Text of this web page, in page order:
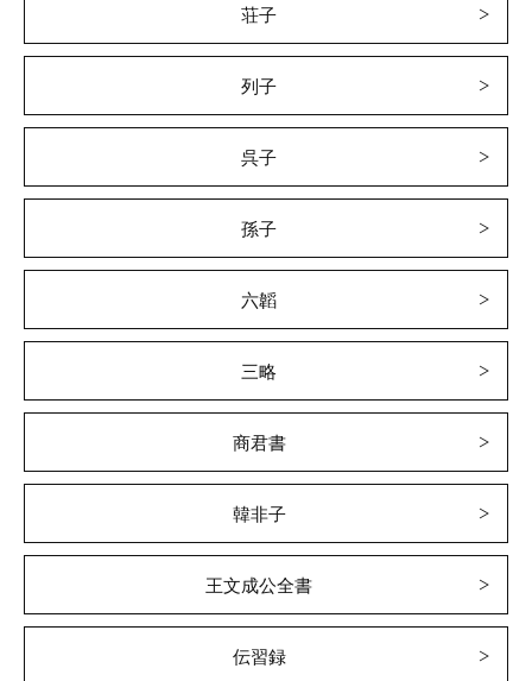
荘子
列子
呉子
孫子
六韜
三略
商君書
韓非子
王文成公全書
伝習録